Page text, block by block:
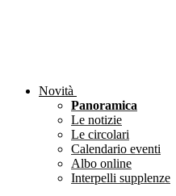
Novità
Panoramica
Le notizie
Le circolari
Calendario eventi
Albo online
Interpelli supplenze